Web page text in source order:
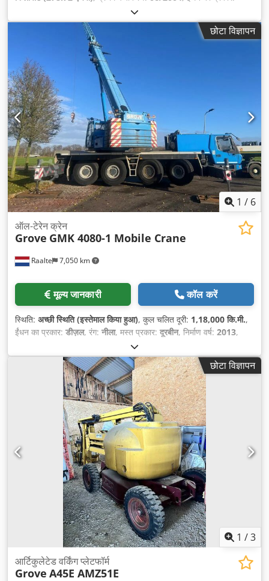
, धुरा विन्यास:
11/2026, रंग:नीला, गियरिंग प्रकार:स्वचालित, उत्सर्जन श्रेणी:Euro 5, कुल
, कुल ऊँचाई: 2004 , उपकरण:
क्रेन, सभी पहियों की ड्राइव,
छोटा विज्ञापन
1 / 6
Raalte 7,050 km
ऑल-टेरेन क्रेन
Grove GMK 4080-1 Mobile Crane
मूल्य जानकारी कॉल करें
स्थिति: अच्छी स्थिति (इस्तेमाल किया हुआ), कुल चलित दूरी: 1,18,000 कि.मी.,
ईंधन का प्रकार: डीज़ल, रंग: नीला, मस्त प्रकार: दूरबीन, निर्माण वर्ष: 2013,
छोटा विज्ञापन
1 /3
आर्टिकुलेटेड वर्किंग प्लेटफॉर्म
Grove A45E AMZ51E